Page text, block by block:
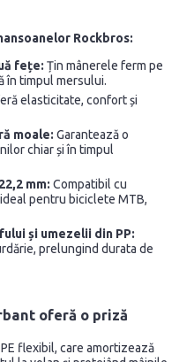
Rockbros:
fețe: Țin mânerele ferm pe
în timpul mersului.
elasticitate, confort și
moale: Garantează o
chiar și în timpul
mm: Compatibil cu
pentru biciclete MTB,
și umezelii din PP:
prelungind durata de
oferă o priză
flexibil, care amortizează